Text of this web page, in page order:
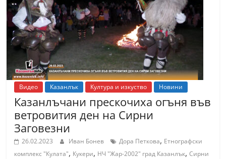
т
К
а
а
н
л
ъ
к
и
о
Видео Казанлък Култура и изкуство Новини
Казанлъчани прескочиха огъня във
ветровития ден на Сирни
Заговезни
26.02.2023 Иван Бонев Дора Петкова, Етнографски
комплекс "Кулата", Кукери, НЧ "Жар-2002" град Казанлък,Сирни